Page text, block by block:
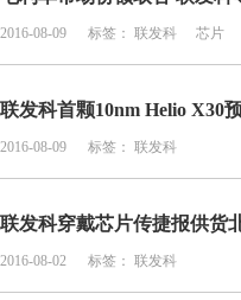
2016-08-09 标签： 联发科 芯片
联发科首颗10nm Helio X30
2016-08-09 标签： 联发科
联发科穿戴芯片传捷报供货
2016-08-02 标签： 联发科